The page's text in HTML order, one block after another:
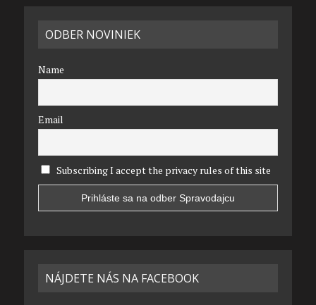
ODBER NOVINIEK
Name
Email
Subscribing I accept the privacy rules of this site
NÁJDETE NÁS NA FACEBOOK